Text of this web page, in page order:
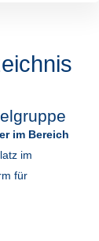
im Bereich
im
für